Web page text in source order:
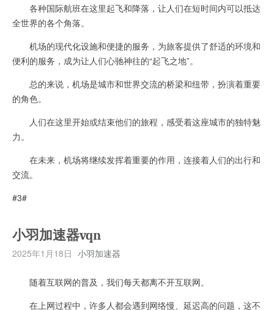
各种国际航班在这里起飞和降落，让人们在短时间内可以抵达
全世界的各个角落。
机场的现代化设施和便捷的服务，为旅客提供了舒适的环境和
便利的服务，成为让人们心驰神往的“起飞之地”。
总的来说，机场是城市和世界交流的桥梁和纽带，扮演着重要
的角色。
人们在这里开始或结束他们的旅程，感受着这座城市的独特魅
力。
在未来，机场将继续发挥着重要的作用，连接着人们的出行和
交流。
#3#
小羽加速器vqn
2025年1月18日 小羽加速器
随着互联网的普及，我们每天都离不开互联网。
在上网过程中，许多人都会遇到网络慢、延迟高的问题，这不